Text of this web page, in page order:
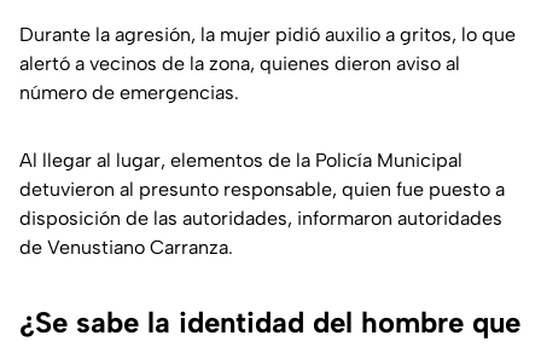
Durante la agresión, la mujer pidió auxilio a gritos, lo que
alertó a vecinos de la zona, quienes dieron aviso al
número de emergencias.
Al llegar al lugar, elementos de la Policía Municipal
detuvieron al presunto responsable, quien fue puesto a
disposición de las autoridades, informaron autoridades
de Venustiano Carranza.
¿Se sabe la identidad del hombre que